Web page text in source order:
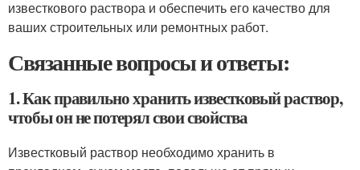
известкового раствора и обеспечить его качество для
ваших строительных или ремонтных работ.
Связанные вопросы и ответы:
1. Как правильно хранить известковый раствор,
чтобы он не потерял свои свойства
Известковый раствор необходимо хранить в